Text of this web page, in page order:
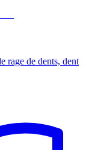
rage de dents, dent